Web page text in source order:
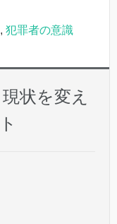
, 犯罪者の意識
状を変え